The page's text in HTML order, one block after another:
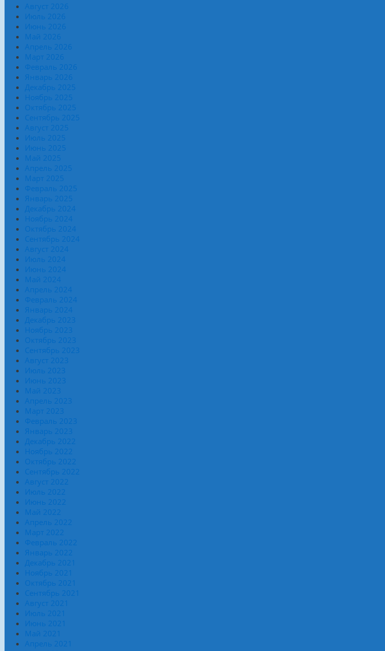
Август 2026
Июль 2026
Июнь 2026
Май 2026
Апрель 2026
Март 2026
Февраль 2026
Январь 2026
Декабрь 2025
Ноябрь 2025
Октябрь 2025
Сентябрь 2025
Август 2025
Июль 2025
Июнь 2025
Май 2025
Апрель 2025
Март 2025
Февраль 2025
Январь 2025
Декабрь 2024
Ноябрь 2024
Октябрь 2024
Сентябрь 2024
Август 2024
Июль 2024
Июнь 2024
Май 2024
Апрель 2024
Февраль 2024
Январь 2024
Декабрь 2023
Ноябрь 2023
Октябрь 2023
Сентябрь 2023
Август 2023
Июль 2023
Июнь 2023
Май 2023
Апрель 2023
Март 2023
Февраль 2023
Январь 2023
Декабрь 2022
Ноябрь 2022
Октябрь 2022
Сентябрь 2022
Август 2022
Июль 2022
Июнь 2022
Май 2022
Апрель 2022
Март 2022
Февраль 2022
Январь 2022
Декабрь 2021
Ноябрь 2021
Октябрь 2021
Сентябрь 2021
Август 2021
Июль 2021
Июнь 2021
Май 2021
Апрель 2021